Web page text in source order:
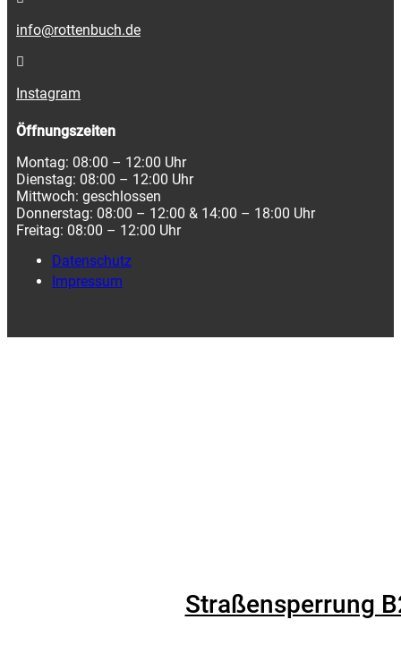
info@rottenbuch.de
Instagram
Öffnungszeiten
Montag: 08:00 – 12:00 Uhr
Dienstag: 08:00 – 12:00 Uhr
Mittwoch: geschlossen
Donnerstag: 08:00 – 12:00 & 14:00 – 18:00 Uhr
Freitag: 08:00 – 12:00 Uhr
Datenschutz
Impressum
Straßensperrung